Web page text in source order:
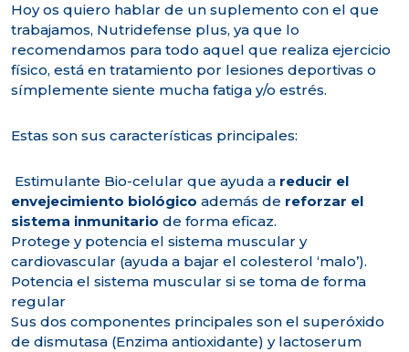
Hoy os quiero hablar de un suplemento con el que
trabajamos, Nutridefense plus, ya que lo
recomendamos para todo aquel que realiza ejercicio
físico, está en tratamiento por lesiones deportivas o
símplemente siente mucha fatiga y/o estrés.
Estas son sus características principales:
Estimulante Bio-celular que ayuda a reducir el
envejecimiento biológico además de reforzar el
sistema inmunitario de forma eficaz.
Protege y potencia el sistema muscular y
cardiovascular (ayuda a bajar el colesterol ‘malo’).
Potencia el sistema muscular si se toma de forma
regular
Sus dos componentes principales son el superóxido
de dismutasa (Enzima antioxidante) y lactoserum